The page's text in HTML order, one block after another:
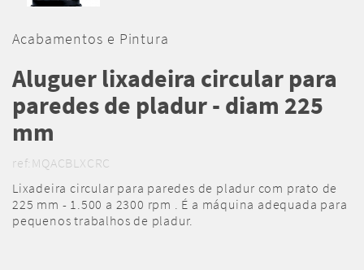
Acabamentos e Pintura
Aluguer lixadeira circular para
paredes de pladur - diam 225
mm
ref:MQACBLXCRC
Lixadeira circular para paredes de pladur com prato de
225 mm - 1.500 a 2300 rpm . É a máquina adequada para
pequenos trabalhos de pladur.